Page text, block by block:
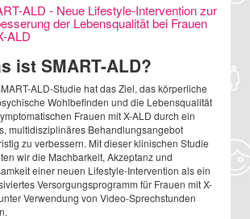
ALD - Neue Lifestyle-Intervention zur
der Lebensqualität bei Frauen
ALD
ist SMART-ALD?
ALD-Studie hat das Ziel, das körperliche
Wohlbefinden und die Lebensqualität
Frauen mit X-ALD durch ein
multidisziplinäres Behandlungsangebot
zu verbessern. Mit dieser klinischen Studie
wir die Machbarkeit, Akzeptanz und
einer neuen Lifestyle-Intervention als ein
Versorgungsprogramm für Frauen mit X-
Verwendung von Video-Sprechstunden